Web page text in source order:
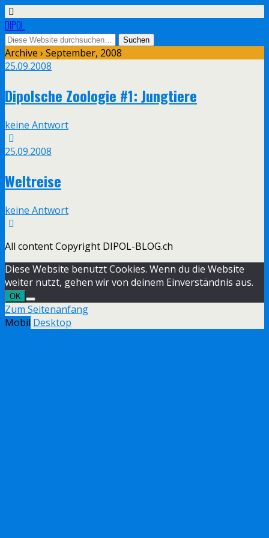
DIPOL
Archive › September, 2008
25.09.2008
Dipolsche Zoologie #1: Jungtiere
keine Antwort
25.09.2008
Weltreise
keine Antwort
All content Copyright DIPOL-BLOG.ch
Diese Website benutzt Cookies. Wenn du die Website
weiter nutzt, gehen wir von deinem Einverständnis aus.
OK
Zum Seitenanfang
Mobil Desktop